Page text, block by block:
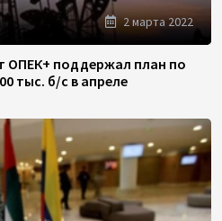
2 марта 2022
ОПЕК+ поддержал план по
тыс. б/с в апреле